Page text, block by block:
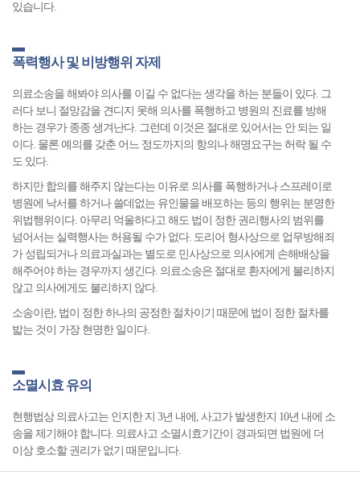
있습니다.
폭력행사 및 비방행위 자제
의료소송을 해봐야 의사를 이길 수 없다는 생각을 하는 분들이 있다. 그
러다 보니 절망감을 견디지 못해 의사를 폭행하고 병원의 진료를 방해
하는 경우가 종종 생겨난다. 그런데 이것은 절대로 있어서는 안 되는 일
이다. 물론 예의를 갖춘 어느 정도까지의 항의나 해명요구는 허락 될 수
도 있다.
하지만 합의를 해주지 않는다는 이유로 의사를 폭행하거나 스프레이로
병원에 낙서를 하거나 쓸데없는 유인물을 배포하는 등의 행위는 분명한
위법행위이다. 아무리 억울하다고 해도 법이 정한 권리행사의 범위를
넘어서는 실력행사는 허용될 수가 없다. 도리어 형사상으로 업무방해죄
가 성립되거나 의료과실과는 별도로 민사상으로 의사에게 손해배상을
해주어야 하는 경우까지 생긴다. 의료소송은 절대로 환자에게 불리하지
않고 의사에게도 불리하지 않다.
소송이란, 법이 정한 하나의 공정한 절차이기 때문에 법이 정한 절차를
밟는 것이 가장 현명한 일이다.
소멸시효 유의
현행법상 의료사고는 인지한 지 3년 내에, 사고가 발생한지 10년 내에 소
송을 제기해야 합니다. 의료사고 소멸시효기간이 경과되면 법원에 더
이상 호소할 권리가 없기 때문입니다.